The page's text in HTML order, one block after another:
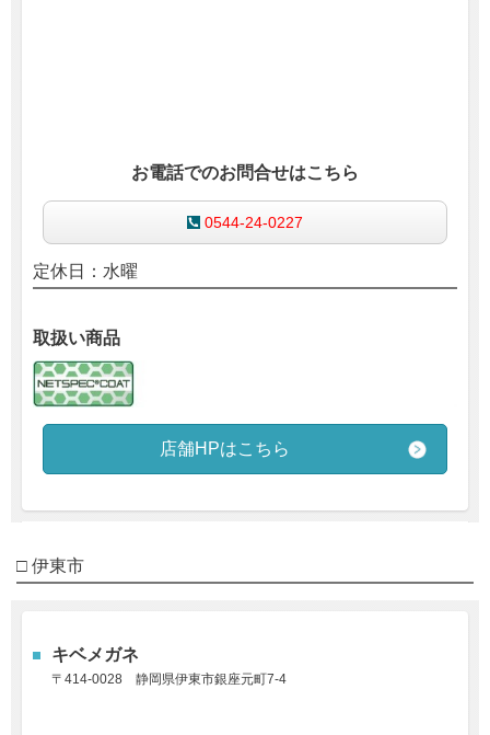
お電話でのお問合せはこちら
0544-24-0227
定休日：水曜
取扱い商品
店舗HPはこちら
□ 伊東市
キベメガネ
〒414-0028 静岡県伊東市銀座元町7-4